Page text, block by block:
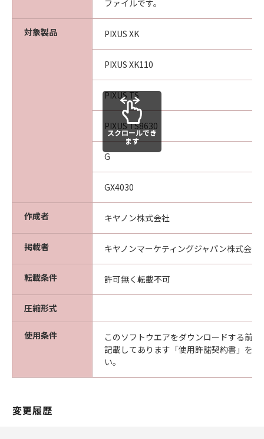
3.著作権表示
お客様は、本ソフトウェアに含まれるキヤノン
本ソフトウェアに係る所有権および知的財産権
は、その内容によりキヤノンまたはそのライセ
ンサーに帰属します。本契約に明示的に記載さ
れているものを除き、キヤノンおよびそのライ
センサーのあらゆる知的財産についていかなる
権利または実施権も、本契約により、お客様に
譲渡または許諾されるものではありません。
5.輸出規制
お客様は、該当国の全ての輸出管理法、規制お
よび規則を遵守するものとし、当該輸出管理
法、規制および規則に違反して、または必要な
または間接に輸出または再輸出してはなりませ
ん。
6.保証の否認および免責
本ソフトウェアは、『あるがまま』の状態で商
品性および特定の目的への適合性の黙示的保証
を含め、明示たると黙示たるとを問わずいかな
ンス、その他についてのあらゆる危険性はお客
ファイルです。
対象製品 PIXUS XK
PIXUS XK110
PIXUS TS
PIXUS TS8630
G
GX4030
作成者 キヤノン株式会社
掲載者 キヤノンマーケティングジャパン株式会社
転載条件 許可無く転載不可
圧縮形式
使用条件
このソフトウエアをダウンロードする前
記載してあります「使用許諾契約書」を
い。
スクロールでき
ます
変更履歴